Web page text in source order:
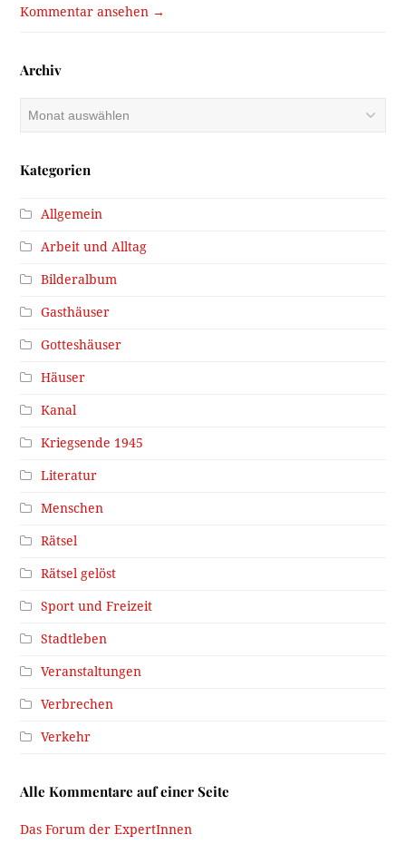
Kommentar ansehen →
Archiv
Archiv
Kategorien
Allgemein
Arbeit und Alltag
Bilderalbum
Gasthäuser
Gotteshäuser
Häuser
Kanal
Kriegsende 1945
Literatur
Menschen
Rätsel
Rätsel gelöst
Sport und Freizeit
Stadtleben
Veranstaltungen
Verbrechen
Verkehr
Alle Kommentare auf einer Seite
Das Forum der ExpertInnen